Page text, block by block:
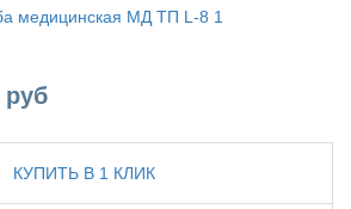
руб
КУПИТЬ В 1 КЛИК